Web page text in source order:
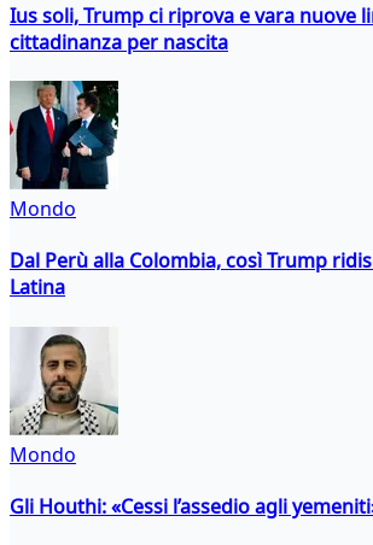
Ius soli, Trump ci riprova e vara nuove
cittadinanza per nascita
Mondo
Dal Perù alla Colombia, così Trump
Latina
Mondo
Gli Houthi: «Cessi l’assedio agli